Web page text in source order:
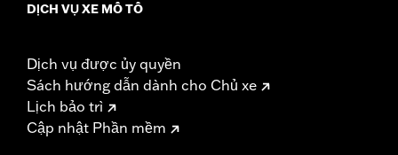
DỊCH VỤ XE MÔ TÔ
Dịch vụ được ủy quyền
Sách hướng dẫn dành cho Chủ xe
Lịch bảo trì
Cập nhật Phần mềm